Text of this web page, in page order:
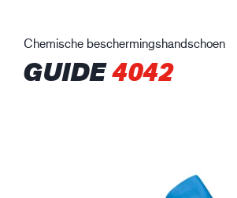
Chemische beschermingshandschoen
GUIDE4042